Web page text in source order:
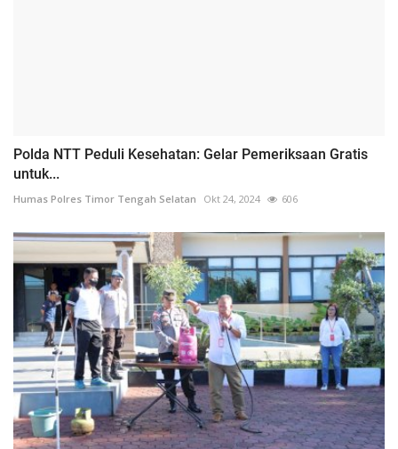
Polda NTT Peduli Kesehatan: Gelar Pemeriksaan Gratis
untuk...
Humas Polres Timor Tengah Selatan Okt 24, 2024 606